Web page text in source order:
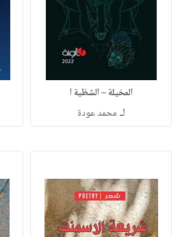
المخيلة – الشظية ا
لـ محمد عودة